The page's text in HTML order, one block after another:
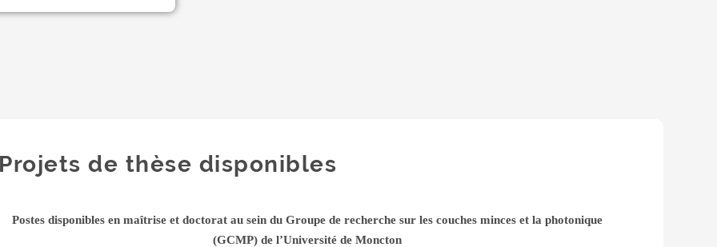
Projets de thèse disponibles
Postes disponibles en maîtrise et doctorat au sein du Groupe de recherche sur les couches minces et la photonique
(GCMP) de l’Université de Moncton